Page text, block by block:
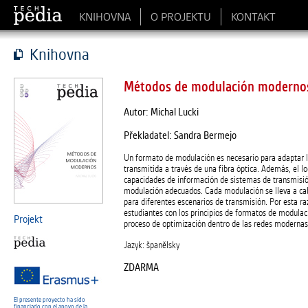
KNIHOVNA O PROJEKTU KONTAKT
Knihovna
Projekt
El presente proyecto ha sido
financiado con el apoyo de la
Métodos de modulación
Autor: Michal Lucki
Překladatel: Sandra Bermejo
Un formato de modulación es necesario para
transmitida a través de una fibra óptica. Además, el
capacidades de información de sistemas de
modulación adecuados. Cada modulación se lleva a
para diferentes escenarios de transmisión. Por esta
estudiantes con los principios de formatos de
proceso de optimización dentro de las redes
Jazyk: španělsky
ZDARMA